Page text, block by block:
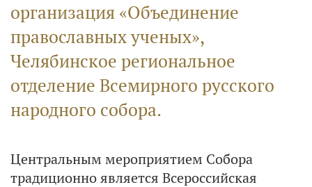
организация «Объединение
православных ученых»,
Челябинское региональное
отделение Всемирного русского
народного собора.
Центральным мероприятием Собора
традиционно является Всероссийская